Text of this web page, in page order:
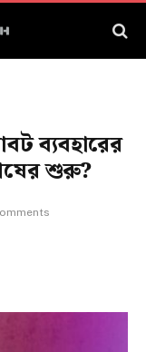
ব্যবহারের
শুরু?